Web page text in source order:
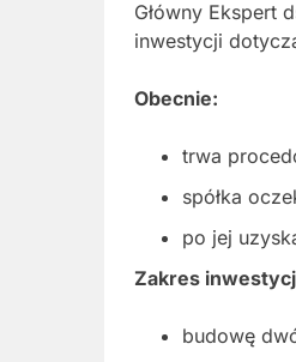
Główny Ekspert
inwestycji
Obecnie:
trwa
spółka
po jej
Zakres
budowę